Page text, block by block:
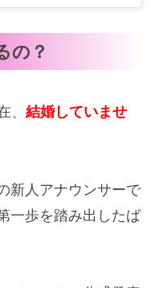
の？
、 結婚していませ
新人アナウンサーで
一歩を踏み出したば